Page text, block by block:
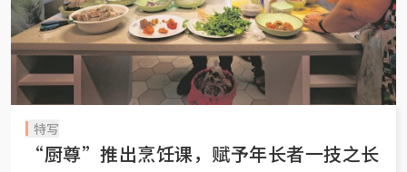
特写
“厨尊”推出烹饪课，赋予年长者一技之长